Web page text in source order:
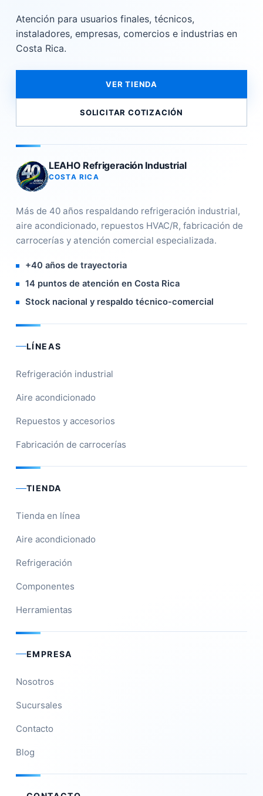
Atención para usuarios finales, técnicos,
instaladores, empresas, comercios e industrias en
Costa Rica.
VER TIENDA
SOLICITAR COTIZACIÓN
LEAHO Refrigeración Industrial
COSTA RICA
Más de 40 años respaldando refrigeración industrial,
aire acondicionado, repuestos HVAC/R, fabricación de
carrocerías y atención comercial especializada.
+40 años de trayectoria
14 puntos de atención en Costa Rica
Stock nacional y respaldo técnico-comercial
LÍNEAS
Refrigeración industrial
Aire acondicionado
Repuestos y accesorios
Fabricación de carrocerías
TIENDA
Tienda en línea
Aire acondicionado
Refrigeración
Componentes
Herramientas
EMPRESA
Nosotros
Sucursales
Contacto
Blog